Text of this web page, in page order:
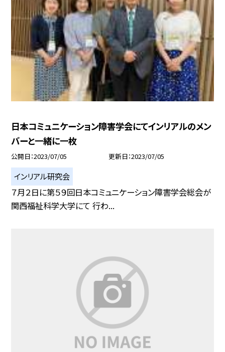
日本コミュニケーション障害学会にてインリアルのメン
バーと一緒に一枚
公開日 2023/07/05 更新日 2023/07/05
インリアル研究会
７月２日に第５９回日本コミュニケーション障害学会総会が
関西福祉科学大学にて 行わ...